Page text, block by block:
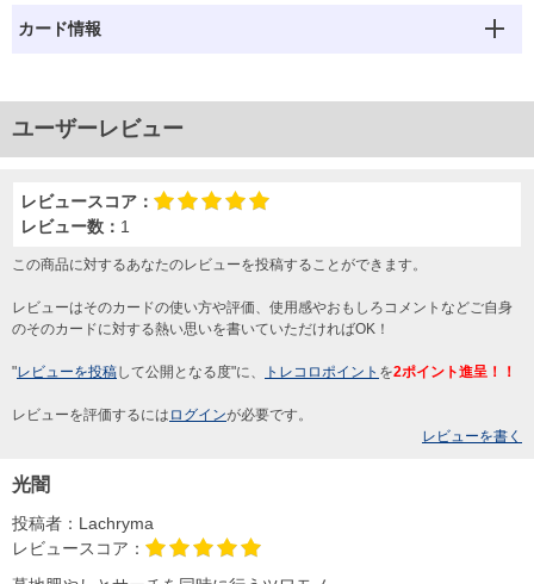
カード情報
ユーザーレビュー
レビュースコア：
レビュー数： 1
この商品に対するあなたのレビューを投稿することができます。
レビューはそのカードの使い方や評価、使用感やおもしろコメントなどご自身
のそのカードに対する熱い思いを書いていただければOK！
"レビューを投稿して公開となる度"に、 トレコロポイント を2ポイント進呈！！
レビューを評価するには ログインが必要です。
レビューを書く
光闇
投稿者： Lachryma
レビュースコア：